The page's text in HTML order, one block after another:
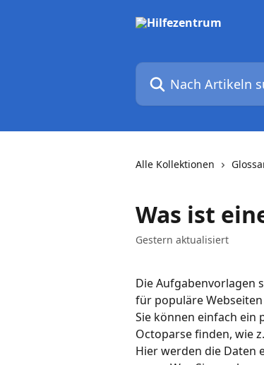
Nach Artikeln suchen …
Alle Kollektionen
Was ist
Gestern aktualisiert
Die Aufgabenvorlagen
für populäre
Sie können einfach ein
Octoparse finden, wie
Hier werden die Daten